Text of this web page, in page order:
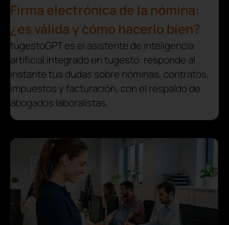
Firma electrónica de la nómina:
¿es válida y cómo hacerlo bien?
tugestoGPT es el asistente de inteligencia
artificial integrado en tugesto: responde al
instante tus dudas sobre nóminas, contratos,
impuestos y facturación, con el respaldo de
abogados laboralistas.